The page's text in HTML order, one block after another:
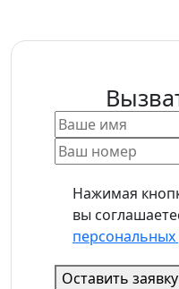
Нажимая
вы
Оставить заявку